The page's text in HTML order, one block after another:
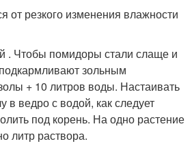
от резкого изменения влажности
. Чтобы помидоры стали слаще и
зольным
+ 10 литров воды. Настаивать
в ведро с водой, как следует
под корень. На одно растение
литр раствора.